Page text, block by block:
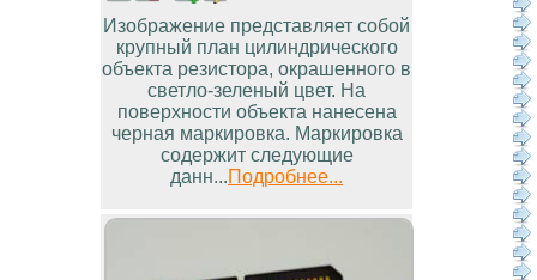
Изображение представляет собой
крупный план цилиндрического
объекта резистора, окрашенного в
светло-зеленый цвет. На
поверхности объекта нанесена
черная маркировка. Маркировка
содержит следующие
данн...Подробнее...